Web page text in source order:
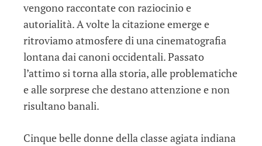
vengono raccontate con raziocinio e
autorialità. A volte la citazione emerge e
ritroviamo atmosfere di una cinematografia
lontana dai canoni occidentali. Passato
l’attimo si torna alla storia, alle problematiche
e alle sorprese che destano attenzione e non
risultano banali.
Cinque belle donne della classe agiata indiana